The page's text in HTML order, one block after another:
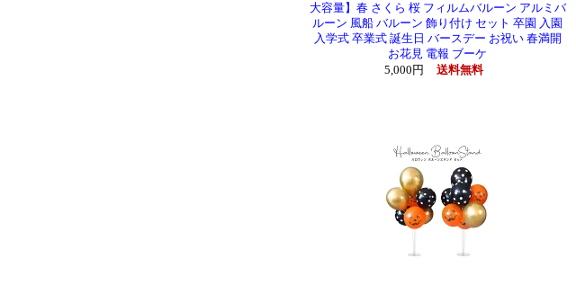
大容量】春 さくら 桜 フィルムバルーン アルミバ
ルーン 風船 バルーン 飾り付け セット 卒園 入園
入学式 卒業式 誕生日 バースデー お祝い 春満開
お花見 電報 ブーケ
5,000円
送料無料